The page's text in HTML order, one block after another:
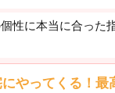
性に本当に合った
やってくる！最